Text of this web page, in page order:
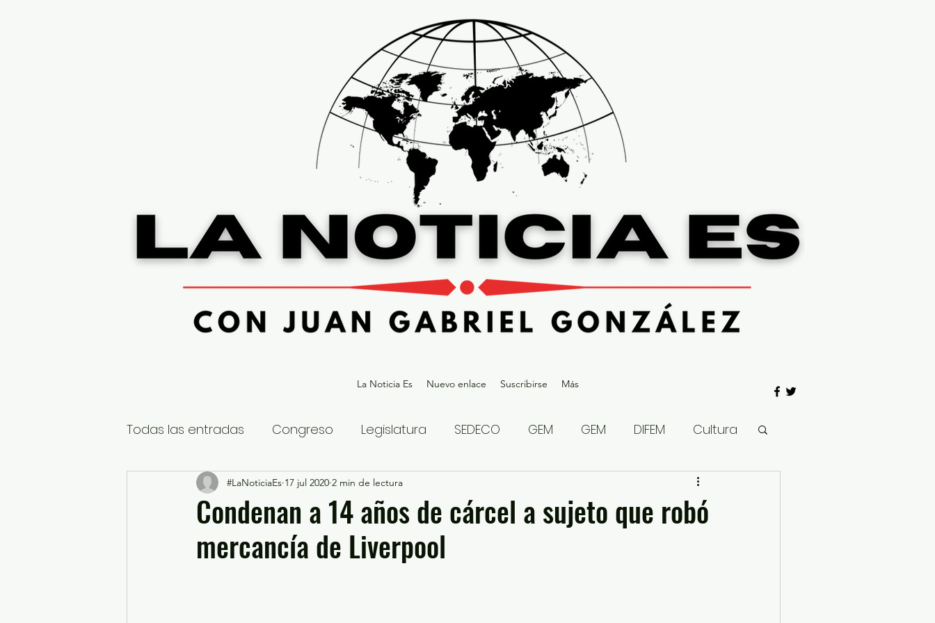
La Noticia Es Nuevo enlace Suscribirse Más
Todas las entradas Congreso Legislatura SEDECO GEM GEM DIFEM Cultura
Nacional Estatal Gubernatura Edoméx 2023
Educación y Cultura Seguridad y Justicia
Condenan a 14 años de cárcel a sujeto que robó
mercancía de Liverpool
#LaNoticiaEs 17 jul 2020 2 min de lectura